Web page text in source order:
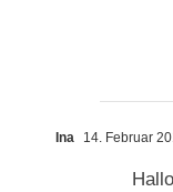
Ina 14. Februar